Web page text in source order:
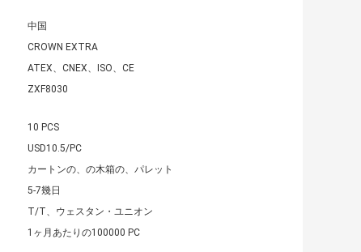
中国
CROWN EXTRA
ATEX、CNEX、ISO、CE
ZXF8030
10 PCS
USD10.5/PC
カートンの、の木箱の、パレット
5-7幾日
T/T、ウェスタン・ユニオン
1ヶ月あたりの100000 PC